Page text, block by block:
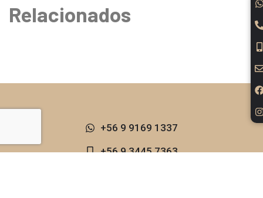
Relacionados
+56 9 9169 1337​
+56 9 3445 7363